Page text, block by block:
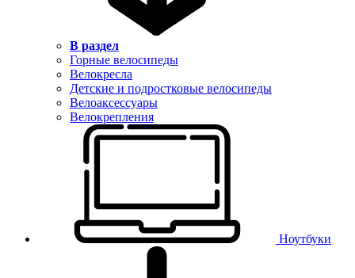
В раздел
Горные велосипеды
Велокресла
Детские и подростковые велосипеды
Велоаксессуары
Велокрепления
Ноутбуки